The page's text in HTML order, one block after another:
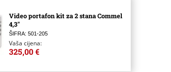
Video portafon kit za 2 stana Commel
4,3″
ŠIFRA: 501-205
Vaša cijena:
325,00 €